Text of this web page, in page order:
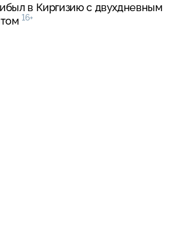
в Киргизию с двухдневным
16+